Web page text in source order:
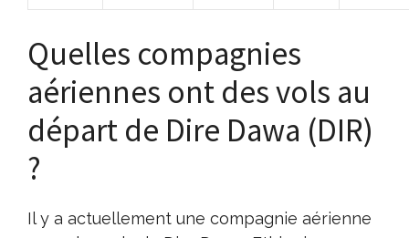
Quelles compagnies
aériennes ont des vols au
départ de Dire Dawa (DIR)
?
Il y a actuellement une compagnie aérienne